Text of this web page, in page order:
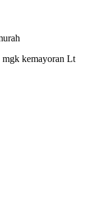
kemayoran Lt